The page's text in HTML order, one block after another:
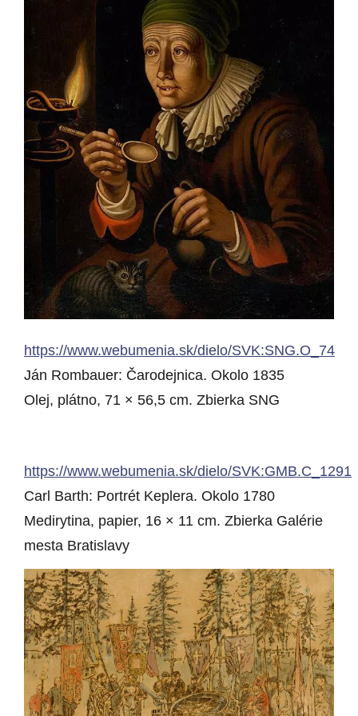
https://www.webumenia.sk/dielo/SVK:SNG.O_74
Ján Rombauer: Čarodejnica. Okolo 1835
Olej, plátno, 71 × 56,5 cm. Zbierka SNG
https://www.webumenia.sk/dielo/SVK:GMB.C_1291
Carl Barth: Portrét Keplera. Okolo 1780
Medirytina, papier, 16 × 11 cm. Zbierka Galérie
mesta Bratislavy